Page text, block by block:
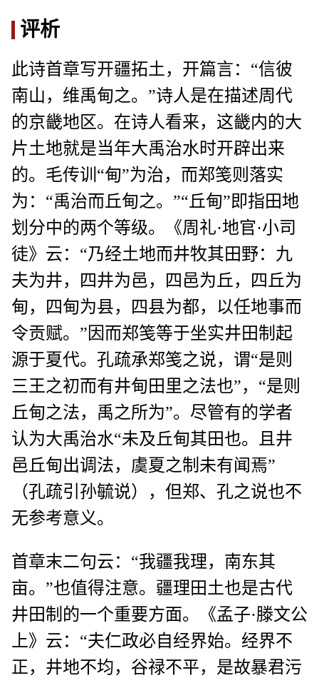
评析
此诗首章写开疆拓土，开篇言：“信彼
南山，维禹甸之。”诗人是在描述周代
的京畿地区。在诗人看来，这畿内的大
片土地就是当年大禹治水时开辟出来
的。毛传训“甸”为治，而郑笺则落实
为：“禹治而丘甸之。”“丘甸”即指田地
划分中的两个等级。《周礼·地官·小司
徒》云：“乃经土地而井牧其田野：九
夫为井，四井为邑，四邑为丘，四丘为
甸，四甸为县，四县为都，以任地事而
令贡赋。”因而郑笺等于坐实井田制起
源于夏代。孔疏承郑笺之说，谓“是则
三王之初而有井甸田里之法也”，“是则
丘甸之法，禹之所为”。尽管有的学者
认为大禹治水“未及丘甸其田也。且井
邑丘甸出调法，虞夏之制未有闻焉”
（孔疏引孙毓说），但郑、孔之说也不
无参考意义。
首章末二句云：“我疆我理，南东其
亩。”也值得注意。疆理田土也是古代
井田制的一个重要方面。《孟子·滕文公
上》云：“夫仁政必自经界始。经界不
正，井地不均，谷禄不平，是故暴君污